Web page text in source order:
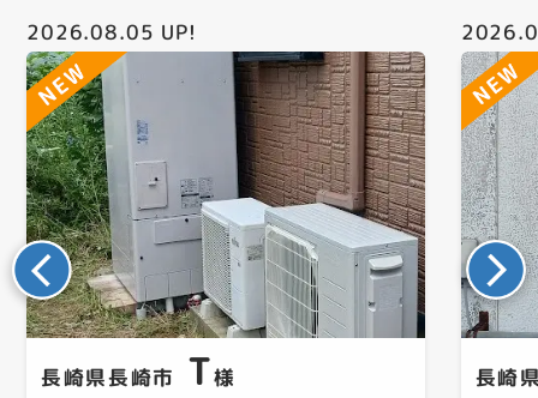
2026.08.05 UP!
長崎県長崎市 T様 長崎